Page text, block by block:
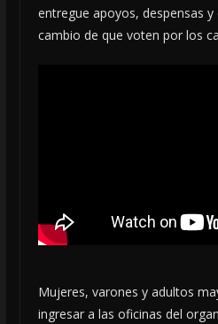
entregue apoyos, despensas
cambio de que voten por los
Mujeres, varones y adultos
ingresar a las oficinas del